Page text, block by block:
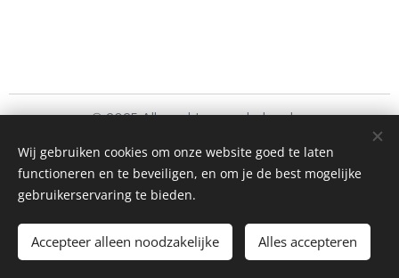
Toevoegen aan de winkelwagen
© 2025 Alle rechten voorbehouden
Schoonmaakbedrijf Frando Bv
Cookies
Wij gebruiken cookies om onze website goed te laten
functioneren en te beveiligen, en om je de best mogelijke
gebruikerservaring te bieden.
Accepteer alleen noodzakelijke Alles accepteren